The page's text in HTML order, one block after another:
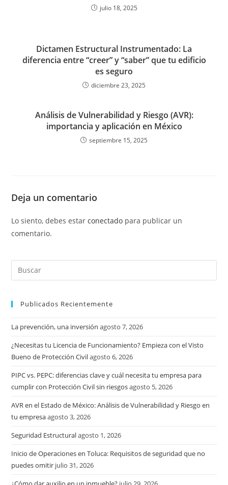
julio 18, 2025
Dictamen Estructural Instrumentado: La
diferencia entre “creer” y “saber” que tu edificio
es seguro
diciembre 23, 2025
Análisis de Vulnerabilidad y Riesgo (AVR):
importancia y aplicación en México
septiembre 15, 2025
Deja un comentario
Lo siento, debes estarconectado para publicar un
comentario.
Publicados Recientemente
La prevención, una inversión agosto 7, 2026
¿Necesitas tu Licencia de Funcionamiento? Empieza con el Visto
Bueno de Protección Civilagosto 6, 2026
PIPC vs. PEPC: diferencias clave y cuál necesita tu empresa para
cumplir con Protección Civil sin riesgosagosto 5, 2026
AVR en el Estado de México: Análisis de Vulnerabilidad y Riesgo en
tu empresaagosto 3, 2026
Seguridad Estructuralagosto 1, 2026
Inicio de Operaciones en Toluca: Requisitos de seguridad que no
puedes omitir julio 31, 2026